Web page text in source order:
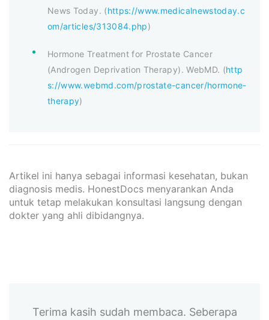
News Today. (https://www.medicalnewstoday.c
om/articles/313084.php)
Hormone Treatment for Prostate Cancer
(Androgen Deprivation Therapy). WebMD. (http
s://www.webmd.com/prostate-cancer/hormone-
therapy)
Artikel ini hanya sebagai informasi kesehatan, bukan
diagnosis medis. HonestDocs menyarankan Anda
untuk tetap melakukan konsultasi langsung dengan
dokter yang ahli dibidangnya.
Terima kasih sudah membaca. Seberapa